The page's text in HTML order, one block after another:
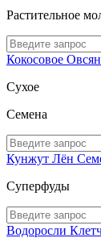
Растительное
Кокосовое
Сухое
Семена
Кунжут Лён
Суперфуды
Водоросли